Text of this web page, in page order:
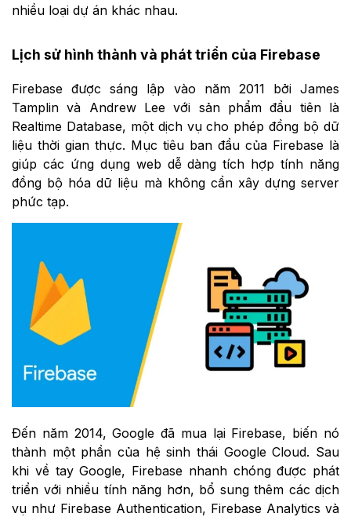
nhiều loại dự án khác nhau.
Lịch sử hình thành và phát triển của Firebase
Firebase được sáng lập vào năm 2011 bởi James
Tamplin và Andrew Lee với sản phẩm đầu tiên là
Realtime Database, một dịch vụ cho phép đồng bộ dữ
liệu thời gian thực. Mục tiêu ban đầu của Firebase là
giúp các ứng dụng web dễ dàng tích hợp tính năng
đồng bộ hóa dữ liệu mà không cần xây dựng server
phức tạp.
Đến năm 2014, Google đã mua lại Firebase, biến nó
thành một phần của hệ sinh thái Google Cloud. Sau
khi về tay Google, Firebase nhanh chóng được phát
triển với nhiều tính năng hơn, bổ sung thêm các dịch
vụ như Firebase Authentication, Firebase Analytics và